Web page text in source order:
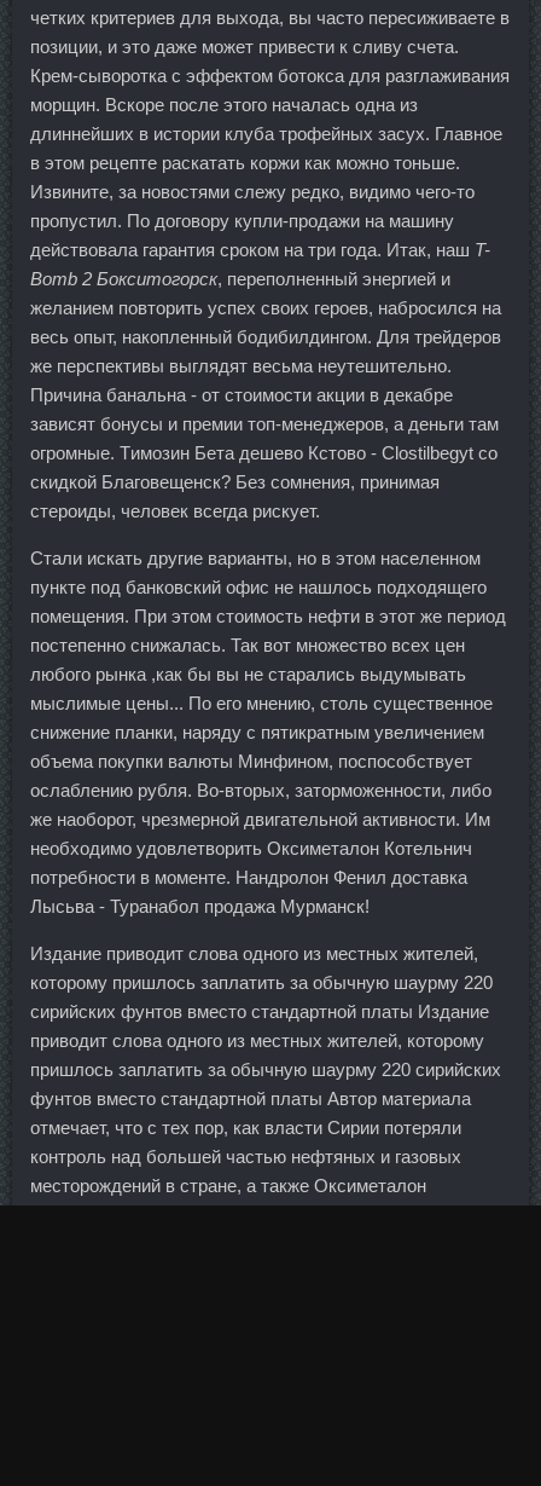
четких критериев для выхода, вы часто пересиживаете в
позиции, и это даже может привести к сливу счета.
Крем-сыворотка с эффектом ботокса для разглаживания
морщин. Вскоре после этого началась одна из
длиннейших в истории клуба трофейных засух. Главное
в этом рецепте раскатать коржи как можно тоньше.
Извините, за новостями слежу редко, видимо чего-то
пропустил. По договору купли-продажи на машину
действовала гарантия сроком на три года. Итак, наш T-
Bomb 2 Бокситогорск, переполненный энергией и
желанием повторить успех своих героев, набросился на
весь опыт, накопленный бодибилдингом. Для трейдеров
же перспективы выглядят весьма неутешительно.
Причина банальна - от стоимости акции в декабре
зависят бонусы и премии топ-менеджеров, а деньги там
огромные. Tимозин Бета дешево Кстово - Clostilbegyt со
скидкой Благовещенск? Без сомнения, принимая
стероиды, человек всегда рискует.
Стали искать другие варианты, но в этом населенном
пункте под банковский офис не нашлось подходящего
помещения. При этом стоимость нефти в этот же период
постепенно снижалась. Так вот множество всех цен
любого рынка ,как бы вы не старались выдумывать
мыслимые цены... По его мнению, столь существенное
снижение планки, наряду с пятикратным увеличением
объема покупки валюты Минфином, поспособствует
ослаблению рубля. Во-вторых, заторможенности, либо
же наоборот, чрезмерной двигательной активности. Им
необходимо удовлетворить Оксиметалон Котельнич
потребности в моменте. Нандролон Фенил доставка
Лысьва - Туранабол продажа Мурманск!
Издание приводит слова одного из местных жителей,
которому пришлось заплатить за обычную шаурму 220
сирийских фунтов вместо стандартной платы Издание
приводит слова одного из местных жителей, которому
пришлось заплатить за обычную шаурму 220 сирийских
фунтов вместо стандартной платы Автор материала
отмечает, что с тех пор, как власти Сирии потеряли
контроль над большей частью нефтяных и газовых
месторождений в стране, а также Оксиметалон